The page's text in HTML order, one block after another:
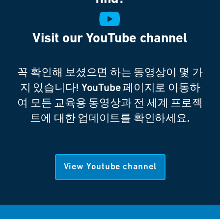
Visit our YouTube channel
꼭 확인해 보셨으면 하는 동영상이 몇 가
지 있습니다! YouTube 페이지로 이동하
여 모든 교육용 동영상과 전 세계 프로젝
트에 대한 업데이트를 확인하세요.
View Youtube channel